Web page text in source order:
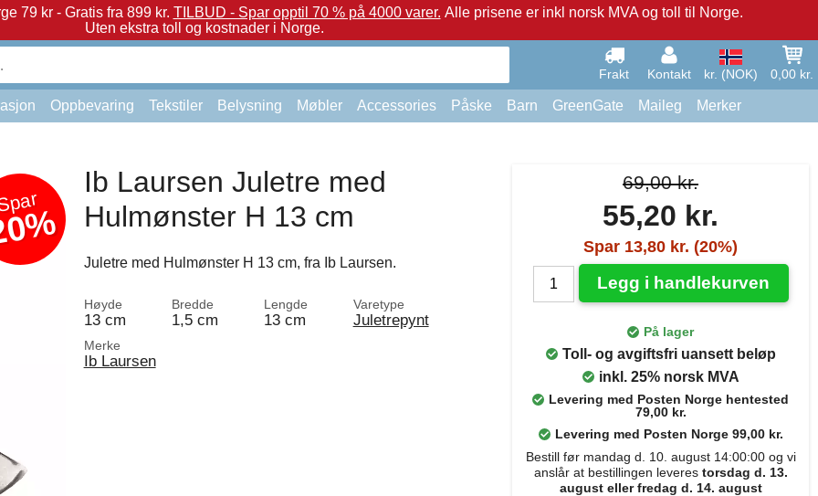
79 kr - Gratis fra 899 kr. TILBUD - Spar opptil 70 % på 4000 varer. Alle prisene er inkl norsk MVA og toll til Norge.
Uten ekstra toll og kostnader i Norge.
Frakt Kontakt kr. (NOK) 0,00 kr.
Oppbevaring Tekstiler Belysning Møbler Accessories Påske Barn GreenGate Maileg Merker
69,00 kr.
55,20 kr.
Spar 13,80 kr. (20%)
Legg i handlekurven
På lager
Toll- og avgiftsfri uansett beløp
inkl. 25% norsk MVA
Levering med Posten Norge hentested
79,00 kr.
Levering med Posten Norge 99,00 kr.
Bestill før mandag d. 10. august 14:00:00 og vi
anslår at bestillingen leveres torsdag d. 13.
august eller fredag d. 14. august
Ib Laursen Juletre med
Hulmønster H 13 cm
Juletre med Hulmønster H 13 cm, fra Ib Laursen.
Høyde
13 cm
Bredde
1,5 cm
Lengde
13 cm
Varetype
Juletrepynt
Merke
Ib Laursen